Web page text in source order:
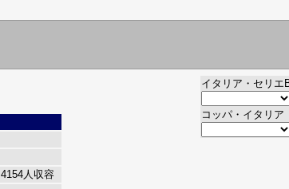
イタリア・セリエ
コッパ・イタリア
4154人収容